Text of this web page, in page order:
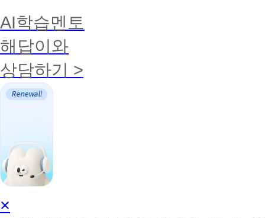
AI학습멘토
해답이와
상담하기 >
AI
학
×